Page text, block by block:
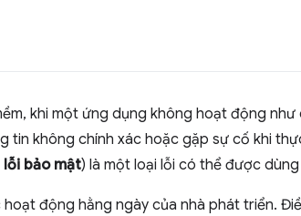
khi một ứng dụng không hoạt động
tin không chính xác hoặc gặp sự cố khi
lỗi bảo mật) là một loại lỗi có thể được
động hằng ngày của nhà phát triển.